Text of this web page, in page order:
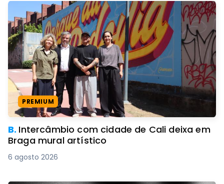
PREMIUM
B. Intercâmbio com cidade de Cali deixa em
Braga mural artístico
6 agosto 2026